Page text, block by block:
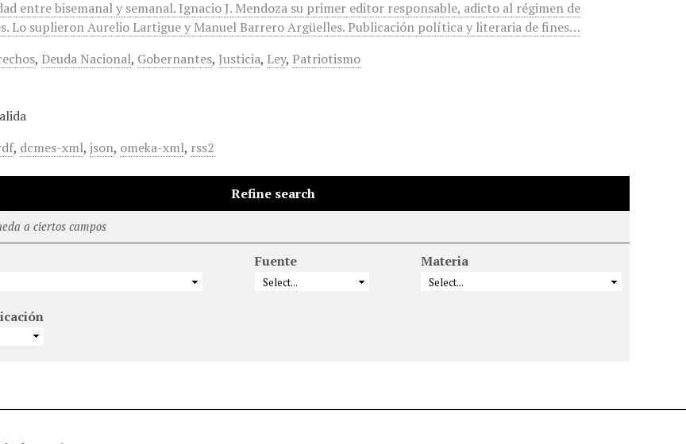
entre bisemanal y semanal. Ignacio J. Mendoza su primer editor responsable, adicto al régimen de
Lo suplieron Aurelio Lartigue y Manuel Barrero Argüelles. Publicación política y literaria de fines…
, Deuda Nacional, Gobernantes, Justicia, Ley, Patriotismo
, dcmes-xml,json, omeka-xml, rss2
Refine search
a ciertos campos
Fuente Materia